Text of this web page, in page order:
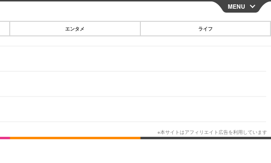
CLOSE
グルメ
MENU
エンタメ ライフ